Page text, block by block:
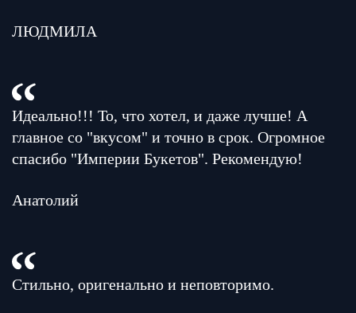
ЛЮДМИЛА
Идеально!!! То, что хотел, и даже лучше! А
главное со "вкусом" и точно в срок. Огромное
спасибо "Империи Букетов". Рекомендую!
Анатолий
Стильно, оригенально и неповторимо.